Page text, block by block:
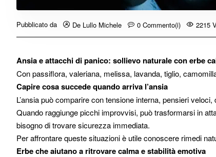
Pubblicato da De Lullo Michele 0 Commento(i) 2215
Ansia e attacchi di panico: sollievo naturale con erbe
Con passiflora, valeriana, melissa, lavanda, tiglio,
Capire cosa succede quando arriva l’ansia
L’ansia può comparire con tensione interna, pensieri
Quando raggiunge picchi improvvisi, può trasformarsi in
bisogno di trovare sicurezza immediata.
Per affrontare queste situazioni è utile conoscere rimedi
Erbe che aiutano a ritrovare calma e stabilità emotiva